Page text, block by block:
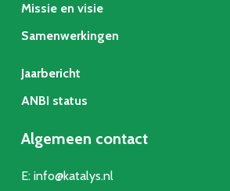
Missie en visie
Samenwerkingen
Jaarbericht
ANBI status
Algemeen contact
E: info@katalys.nl